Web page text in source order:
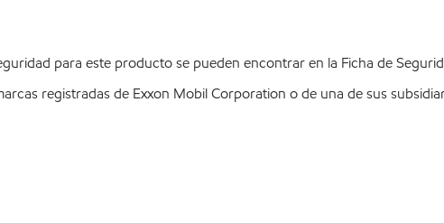
para este producto se pueden encontrar en la Ficha de
registradas de Exxon Mobil Corporation o de una de sus